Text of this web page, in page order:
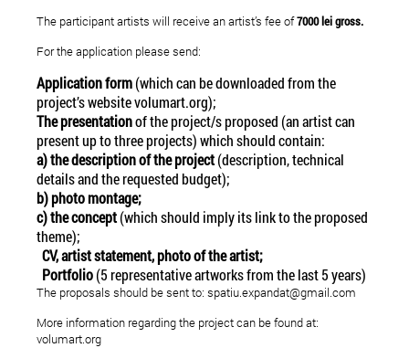
The participant artists will receive an artist’s fee of7000 lei gross.
For the application please send:
Application form(which can be downloaded from the
project’s website volumart.org);
The presentationof the project/s proposed (an artist can
present up to three projects) which should contain:
a) the description of the project(description, technical
details and the requested budget);
b) photo montage;
c) the concept(which should imply its link to the proposed
theme);
CV, artist statement, photo of the artist;
Portfolio(5 representative artworks from the last 5 years)
The proposals should be sent to: spatiu.expandat@gmail.com
More information regarding the project can be found at:
volumart.org